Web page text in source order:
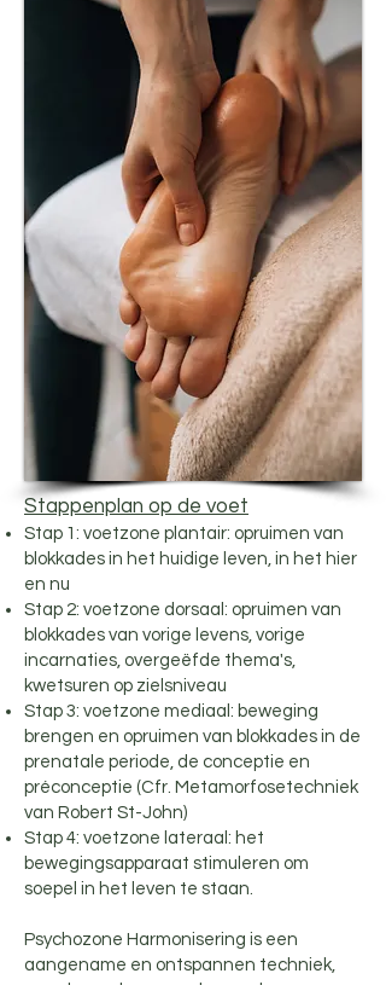
Stappenplan op de voet
Stap 1: voetzone plantair: opruimen van
blokkades in het huidige leven, in het hier
en nu
Stap 2: voetzone dorsaal: opruimen van
blokkades van vorige levens, vorige
incarnaties, overgeëfde thema's,
kwetsuren op zielsniveau
Stap 3: voetzone mediaal: beweging
brengen en opruimen van blokkades in de
prenatale periode, de conceptie en
préconceptie (Cfr. Metamorfosetechniek
van Robert St-John)
Stap 4: voetzone lateraal: het
bewegingsapparaat stimuleren om
soepel in het leven te staan.
Psychozone Harmonisering is een
aangename en ontspannen techniek,